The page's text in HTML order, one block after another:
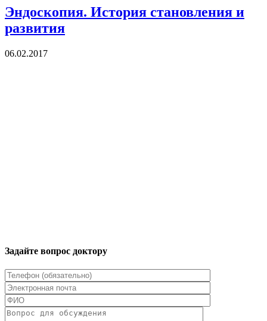
Эндоскопия. История становления и
развития
06.02.2017
Задайте вопрос доктору